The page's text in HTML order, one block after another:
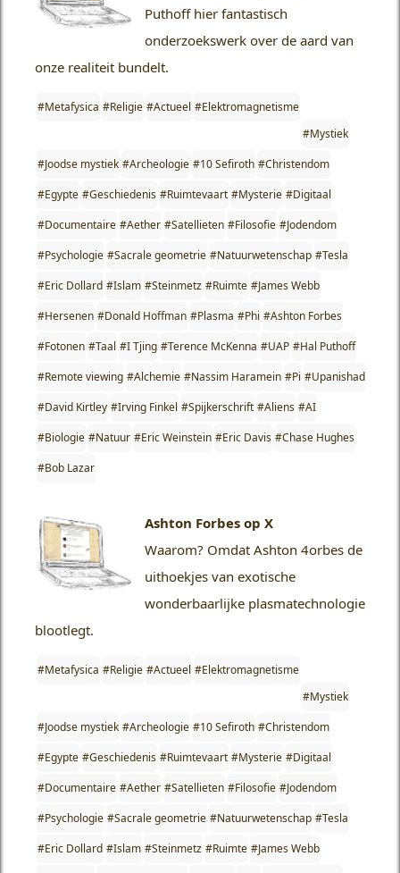
Puthoff hier fantastisch
onderzoekswerk over de aard van
onze realiteit bundelt.
#Metafysica #Religie #Actueel #Elektromagnetisme
#Mystiek
#Joodse mystiek #Archeologie #10 Sefiroth #Christendom
#Egypte #Geschiedenis #Ruimtevaart #Mysterie #Digitaal
#Documentaire #Aether #Satellieten #Filosofie #Jodendom
#Psychologie #Sacrale geometrie #Natuurwetenschap #Tesla
#Eric Dollard #Islam #Steinmetz #Ruimte #James Webb
#Hersenen #Donald Hoffman #Plasma #Phi #Ashton Forbes
#Fotonen #Taal #I Tjing #Terence McKenna #UAP #Hal Puthoff
#Remote viewing #Alchemie #Nassim Haramein #Pi #Upanishad
#David Kirtley #Irving Finkel #Spijkerschrift #Aliens #AI
#Biologie #Natuur #Eric Weinstein #Eric Davis #Chase Hughes
#Bob Lazar
Ashton Forbes op X
Waarom? Omdat Ashton 4orbes de
uithoekjes van exotische
wonderbaarlijke plasmatechnologie
blootlegt.
#Metafysica #Religie #Actueel #Elektromagnetisme
#Mystiek
#Joodse mystiek #Archeologie #10 Sefiroth #Christendom
#Egypte #Geschiedenis #Ruimtevaart #Mysterie #Digitaal
#Documentaire #Aether #Satellieten #Filosofie #Jodendom
#Psychologie #Sacrale geometrie #Natuurwetenschap #Tesla
#Eric Dollard #Islam #Steinmetz #Ruimte #James Webb